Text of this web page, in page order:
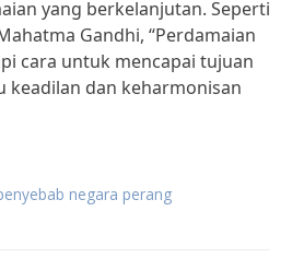
yang berkelanjutan. Seperti
Gandhi, “Perdamaian
cara untuk mencapai tujuan
keadilan dan keharmonisan
negara perang